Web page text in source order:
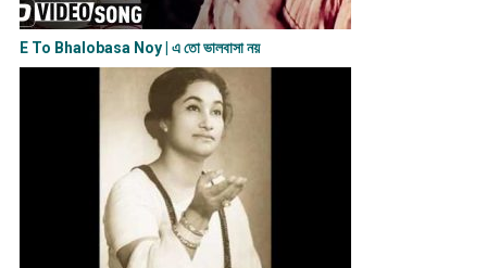
E To Bhalobasa Noy | এ তো ভালবাসা ন​য়